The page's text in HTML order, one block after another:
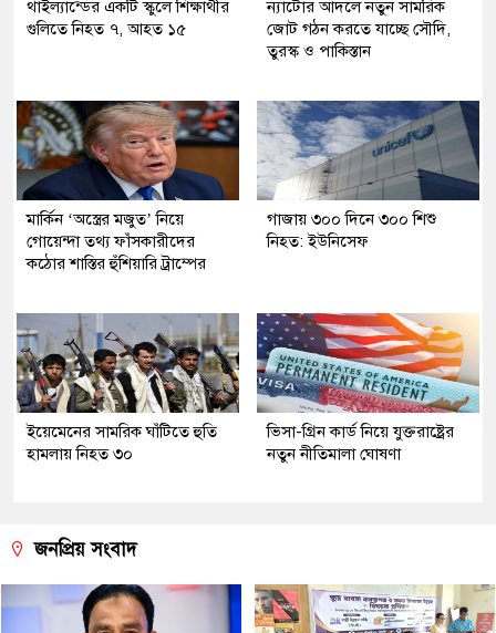
থাইল্যান্ডের একটি স্কুলে শিক্ষার্থীর
গুলিতে নিহত ৭, আহত ১৫
ন্যাটোর আদলে নতুন সামরিক
জোট গঠন করতে যাচ্ছে সৌদি,
তুরস্ক ও পাকিস্তান
মার্কিন ‘অস্ত্রের মজুত’ নিয়ে
গোয়েন্দা তথ্য ফাঁসকারীদের
কঠোর শাস্তির হুঁশিয়ারি ট্রাম্পের
গাজায় ৩০০ দিনে ৩০০ শিশু
নিহত: ইউনিসেফ
ইয়েমেনের সামরিক ঘাঁটিতে হুতি
হামলায় নিহত ৩০
ভিসা-গ্রিন কার্ড নিয়ে যুক্তরাষ্ট্রের
নতুন নীতিমালা ঘোষণা
জনপ্রিয় সংবাদ